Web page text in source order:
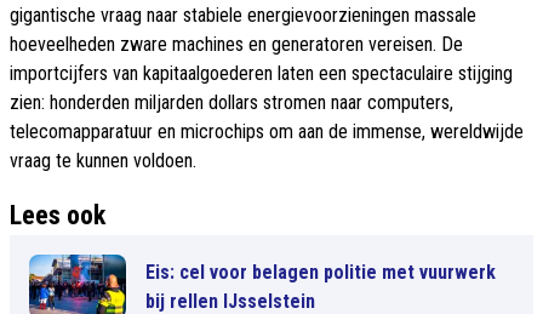
gigantische vraag naar stabiele energievoorzieningen massale
hoeveelheden zware machines en generatoren vereisen. De
importcijfers van kapitaalgoederen laten een spectaculaire stijging
zien: honderden miljarden dollars stromen naar computers,
telecomapparatuur en microchips om aan de immense, wereldwijde
vraag te kunnen voldoen.
Lees ook
Eis: cel voor belagen politie met vuurwerk
bij rellen IJsselstein